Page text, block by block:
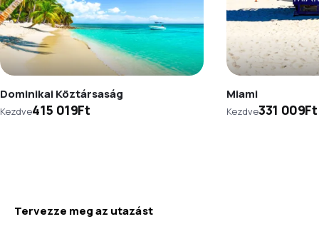
Dominikai Köztársaság
Kezdve415 019Ft
Miami
Kezdve331 009Ft
Tervezze meg az utazást